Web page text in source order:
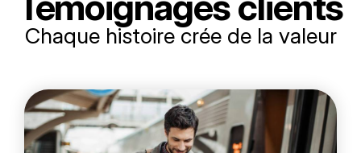
Chaque histoire crée de la valeur